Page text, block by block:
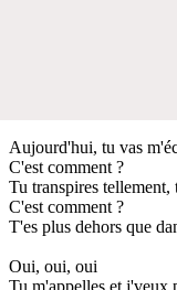
Aujourd'hui, tu vas
C'est comment ?
Tu transpires tellement,
C'est comment ?
T'es plus dehors que
Oui, oui, oui
Tu m'appelles et j'veux